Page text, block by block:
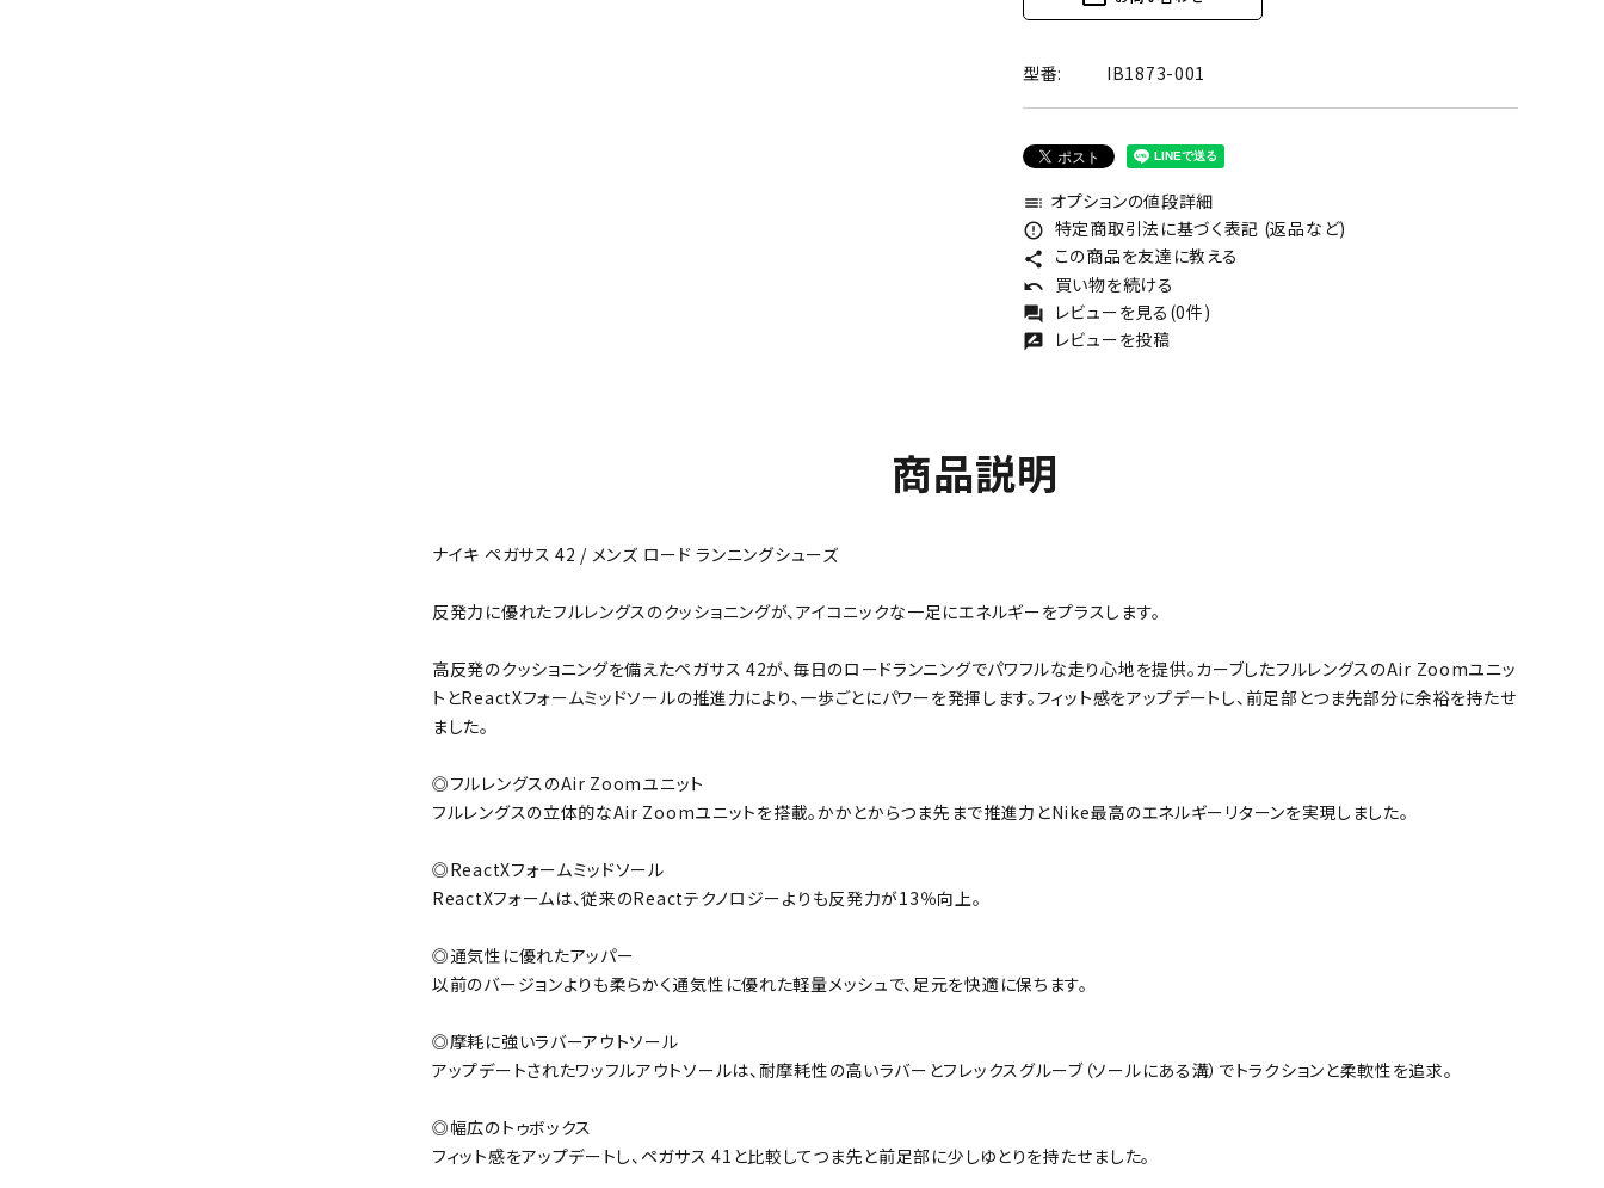
型番: IB1873-001
toc オプションの値段詳細
error_outline 特定商取引法に基づく表記 (返品など)
share この商品を友達に教える
undo 買い物を続ける
forum レビューを見る(0件)
rate_review レビューを投稿
商品説明
ナイキ ペガサス 42 / メンズ ロード ランニングシューズ
反発力に優れたフルレングスのクッショニングが、アイコニックな一足にエネルギーをプラスします。
高反発のクッショニングを備えたペガサス 42が、毎日のロードランニングでパワフルな走り心地を提供。カーブしたフルレングスのAir Zoomユニッ
トとReactXフォームミッドソールの推進力により、一歩ごとにパワーを発揮します。フィット感をアップデートし、前足部とつま先部分に余裕を持たせ
ました。
◎フルレングスのAir Zoomユニット
フルレングスの立体的なAir Zoomユニットを搭載。かかとからつま先まで推進力とNike最高のエネルギーリターンを実現しました。
◎ReactXフォームミッドソール
ReactXフォームは、従来のReactテクノロジーよりも反発力が13％向上。
◎通気性に優れたアッパー
以前のバージョンよりも柔らかく通気性に優れた軽量メッシュで、足元を快適に保ちます。
◎摩耗に強いラバーアウトソール
アップデートされたワッフルアウトソールは、耐摩耗性の高いラバーとフレックスグルーブ（ソールにある溝）でトラクションと柔軟性を追求。
◎幅広のトゥボックス
フィット感をアップデートし、ペガサス 41と比較してつま先と前足部に少しゆとりを持たせました。